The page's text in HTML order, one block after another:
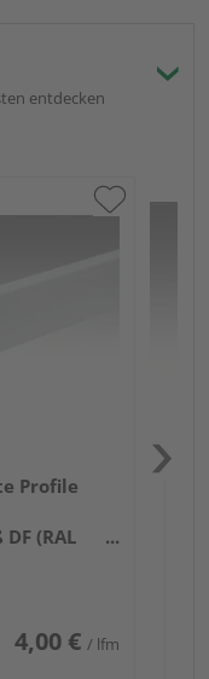
entdecken
Profile
(RAL
4,00 € / lfm